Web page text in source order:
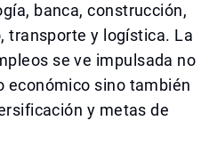
banca, construcción,
transporte y logística. La
se ve impulsada no
económico sino también
y metas de